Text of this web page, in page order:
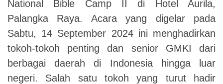
National Bible Camp II di Hotel Aurila,
Palangka Raya. Acara yang digelar pada
Sabtu, 14 September 2024 ini menghadirkan
tokoh-tokoh penting dan senior GMKI dari
berbagai daerah di Indonesia hingga luar
negeri. Salah satu tokoh yang turut hadir